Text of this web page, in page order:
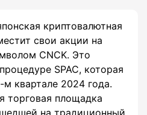
криптовалютная
свои акции на
CNCK. Это
SPAC, которая
квартале 2024 года.
торговая площадка